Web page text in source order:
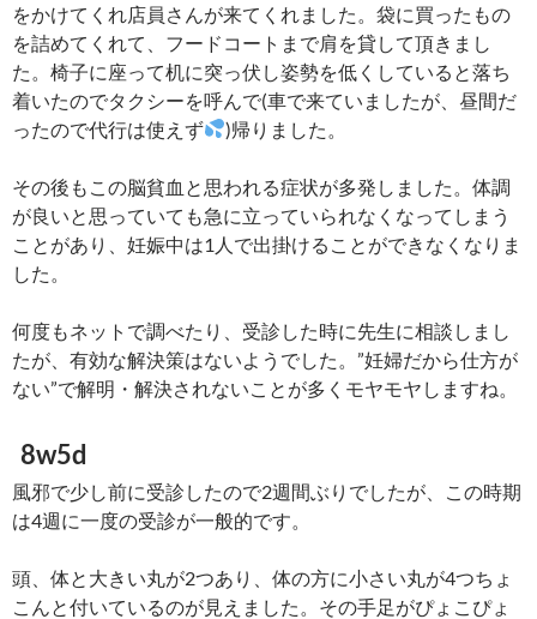
をかけてくれ店員さんが来てくれました。袋に買ったもの
を詰めてくれて、フードコートまで肩を貸して頂きまし
た。椅子に座って机に突っ伏し姿勢を低くしていると落ち
着いたのでタクシーを呼んで(車で来ていましたが、昼間だ
ったので代行は使えず
)帰りました。
その後もこの脳貧血と思われる症状が多発しました。体調
が良いと思っていても急に立っていられなくなってしまう
ことがあり、妊娠中は1人で出掛けることができなくなりま
した。
何度もネットで調べたり、受診した時に先生に相談しまし
たが、有効な解決策はないようでした。”妊婦だから仕方が
ない”で解明・解決されないことが多くモヤモヤしますね。
8w5d
風邪で少し前に受診したので2週間ぶりでしたが、この時期
は4週に一度の受診が一般的です。
頭、体と大きい丸が2つあり、体の方に小さい丸が4つちょ
こんと付いているのが見えました。その手足がぴょこぴょ